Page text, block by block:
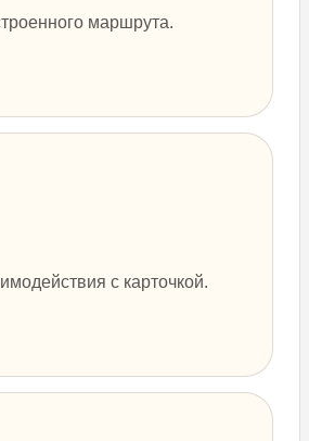
маршрута.
с карточкой.
(С) ALL RIGHTS RESERVED